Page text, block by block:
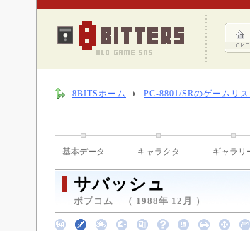
8BITSホーム PC-8801/SRのゲームリス
基本データ キャラクタ ギャラリ
サバッシュ
ポプコム （ 1988年 12月 ）